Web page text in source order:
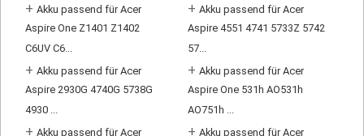
+ Akku passend für Acer
Aspire One Z1401 Z1402
C6UV C6...
+ Akku passend für Acer
Aspire 4551 4741 5733Z 5742
57...
+ Akku passend für Acer
Aspire 2930G 4740G 5738G
4930 ...
+ Akku passend für Acer
Aspire One 531h AO531h
AO751h ...
+ Akku passend für Acer + Akku passend für Acer